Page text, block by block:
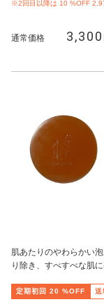
※2回目以降は 10 %OFF
通常価格 3,300
肌あたりのやわらかい
り除き、すべすべな肌に
定期初回 20 %OFF 送